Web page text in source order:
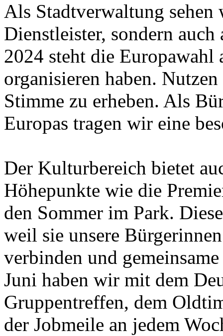
Als Stadtverwaltung
Dienstleister, sondern
2024 steht die Europawahl
organisieren haben.
Stimme zu erheben. Als
Europas tragen wir eine
Der Kulturbereich bietet
Höhepunkte wie die
den Sommer im Park.
weil sie unsere
verbinden und
Juni haben wir mit dem
Gruppentreffen, dem
der Jobmeile an jedem